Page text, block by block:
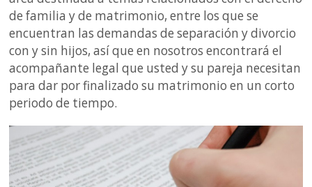
de familia y de matrimonio, entre los que se
encuentran las demandas de separación y divorcio
con y sin hijos, así que en nosotros encontrará el
acompañante legal que usted y su pareja necesitan
para dar por finalizado su matrimonio en un corto
periodo de tiempo.